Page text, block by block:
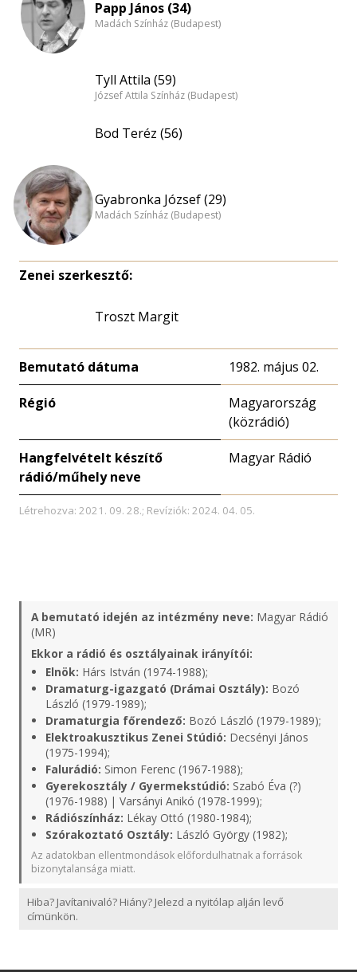
Papp János (34)
Madách Színház (Budapest)
Tyll Attila (59)
József Attila Színház (Budapest)
Bod Teréz (56)
Gyabronka József (29)
Madách Színház (Budapest)
Zenei szerkesztő:
Troszt Margit
Bemutató dátuma 1982. május 02.
Régió
Magyarország
(közrádió)
Hangfelvételt készítő
rádió/műhely neve
Magyar Rádió
Létrehozva: 2021. 09. 28.; Revíziók: 2024. 04. 05.
A bemutató idején az intézmény neve: Magyar Rádió
(MR)
Ekkor a rádió és osztályainak irányítói:
Elnök: Hárs István (1974-1988);
Dramaturg-igazgató (Drámai Osztály): Bozó
László (1979-1989);
Dramaturgia főrendező: Bozó László (1979-1989);
Elektroakusztikus Zenei Stúdió: Decsényi János
(1975-1994);
Falurádió: Simon Ferenc (1967-1988);
Gyerekosztály / Gyermekstúdió: Szabó Éva (?)
(1976-1988) | Varsányi Anikó (1978-1999);
Rádiószínház: Lékay Ottó (1980-1984);
Szórakoztató Osztály: László György (1982);
Az adatokban ellentmondások előfordulhatnak a források
bizonytalansága miatt.
Hiba? Javítanivaló? Hiány? Jelezd a nyitólap alján levő
címünkön.